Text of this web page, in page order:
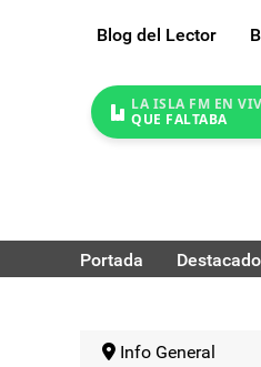
Blog del Lector
LA ISLA FM EN
QUE FALTABA
Portada Destacado
Info General